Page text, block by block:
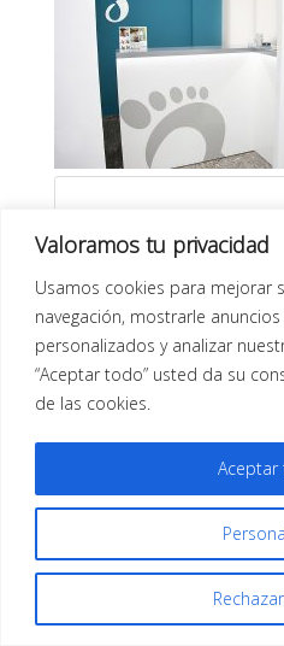
Valoramos tu privacidad
Usamos cookies para mejorar
navegación, mostrarle
personalizados y analizar
“Aceptar todo” usted da su
de las cookies.
Todos los derechos